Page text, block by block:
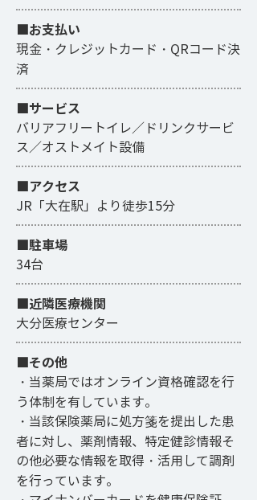
■お支払い
現金・クレジットカード・QRコード決
済
■サービス
バリアフリートイレ／ドリンクサービ
ス／オストメイト設備
​■アクセス
JR「大在駅」より徒歩15分
■駐車場
34台
■近隣医療機関
大分医療センター
■その他
・当薬局ではオンライン資格確認を行
う体制を有しています。
・当該保険薬局に処方箋を提出した患
者に対し、薬剤情報、特定健診情報そ
の他必要な情報を取得・活用して調剤
を行っています。